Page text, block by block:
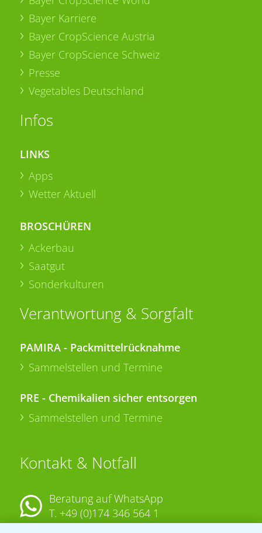
Bayer Karriere
Bayer CropScience Austria
Bayer CropScience Schweiz
Presse
Vegetables Deutschland
Infos
LINKS
Apps
Wetter Aktuell
BROSCHÜREN
Ackerbau
Saatgut
Sonderkulturen
Verantwortung & Sorgfalt
PAMIRA - Packmittelrücknahme
Sammelstellen und Termine
PRE - Chemikalien sicher entsorgen
Sammelstellen und Termine
Kontakt & Notfall
Beratung auf WhatsApp
T. +49 (0)174 346 564 1